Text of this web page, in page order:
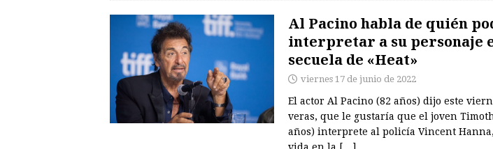
Al Pacino habla de quién
interpretar a su personaje
secuela de «Heat»
viernes 17 de junio de 2022
El actor Al Pacino (82 años) dijo este
veras, que le gustaría que el joven
años) interprete al policía Vincent